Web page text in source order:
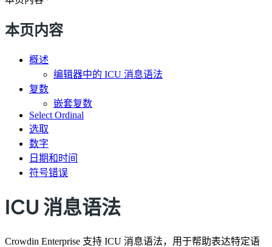
本页内容
概述
编辑器中的 ICU 消息语法
复数
嵌套复数
Select Ordinal
选取
数字
日期和时间
符号错误
ICU 消息语法
Crowdin Enterprise 支持 ICU 消息语法，用于帮助表达特定语